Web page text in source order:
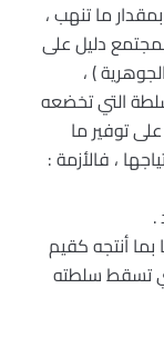
ما تنهب ،
دليل على
) ،
التي تخضعه
توفير ما
، فالأزمة :
.
أنتجه كقيم
تسقط سلطته